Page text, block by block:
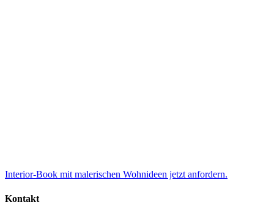
Interior-Book mit malerischen Wohnideen jetzt anfordern.
Kontakt